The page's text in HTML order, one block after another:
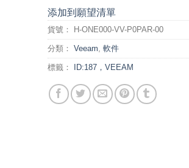
添加到願望清單
貨號： H-ONE000-VV-P0PAR-00
分類： Veeam 軟件
標籤： ID:187，VEEAM